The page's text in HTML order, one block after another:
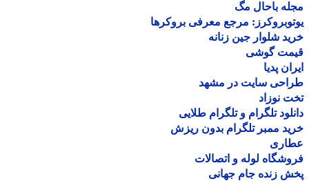
باحال مگ
مرجع معرفی بروکرها
شلوار جین زنانه
گوشی
پدیا
سایت در مشهد
نوزاد
تلگرام و تلگرام طلایی
ممبر تلگرام بدون ریزش
لوله و اتصالات
زنده جام جهانی